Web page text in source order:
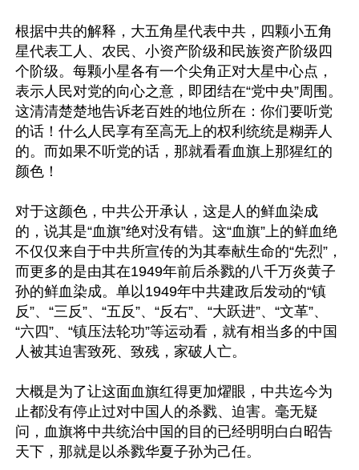
根据中共的解释，大五角星代表中共，四颗小五角
星代表工人、农民、小资产阶级和民族资产阶级四
个阶级。每颗小星各有一个尖角正对大星中心点，
表示人民对党的向心之意，即团结在“党中央”周围。
这清清楚楚地告诉老百姓的地位所在：你们要听党
的话！什么人民享有至高无上的权利统统是糊弄人
的。而如果不听党的话，那就看看血旗上那猩红的
颜色！
对于这颜色，中共公开承认，这是人的鲜血染成
的，说其是“血旗”绝对没有错。这“血旗”上的鲜血绝
不仅仅来自于中共所宣传的为其奉献生命的“先烈”，
而更多的是由其在1949年前后杀戮的八千万炎黄子
孙的鲜血染成。单以1949年中共建政后发动的“镇
反”、“三反”、“五反”、“反右”、“大跃进”、“文革”、
“六四”、“镇压法轮功”等运动看，就有相当多的中国
人被其迫害致死、致残，家破人亡。
大概是为了让这面血旗红得更加燿眼，中共迄今为
止都没有停止过对中国人的杀戮、迫害。毫无疑
问，血旗将中共统治中国的目的已经明明白白昭告
天下，那就是以杀戮华夏子孙为己任。